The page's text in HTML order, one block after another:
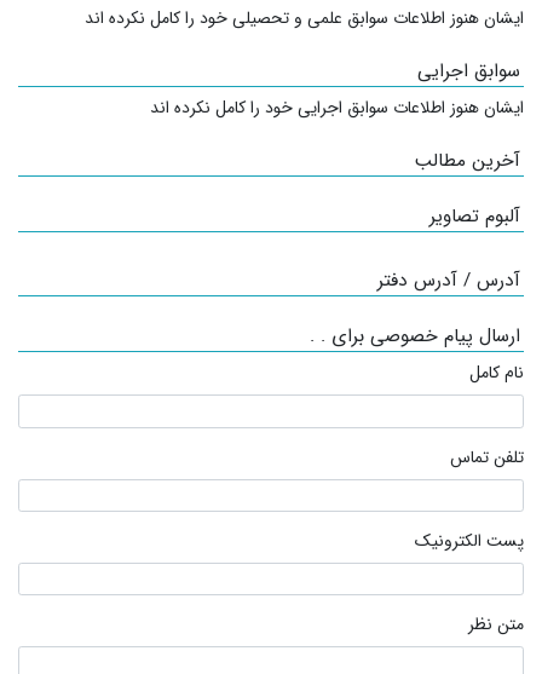
ایشان هنوز اطلاعات سوابق علمی و تحصیلی خود را کامل نکرده اند
سوابق اجرایی
ایشان هنوز اطلاعات سوابق اجرایی خود را کامل نکرده اند
آخرین مطالب
آلبوم تصاویر
آدرس / آدرس دفتر
ارسال پیام خصوصی برای . .
نام کامل
تلفن تماس
پست الکترونیک
متن نظر